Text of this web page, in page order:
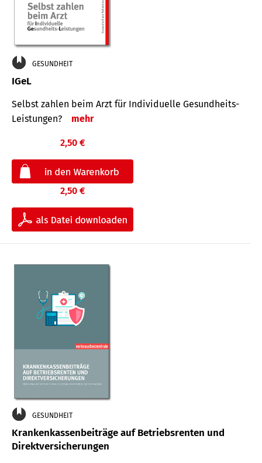
GESUNDHEIT
IGeL
Selbst zahlen beim Arzt für Indi­vidu­elle Gesund­heits-
Leis­tungen?
mehr
2,50 €
2,50 €
GESUNDHEIT
Krankenkassenbeiträge auf Betriebsrenten und
Direktversicherungen